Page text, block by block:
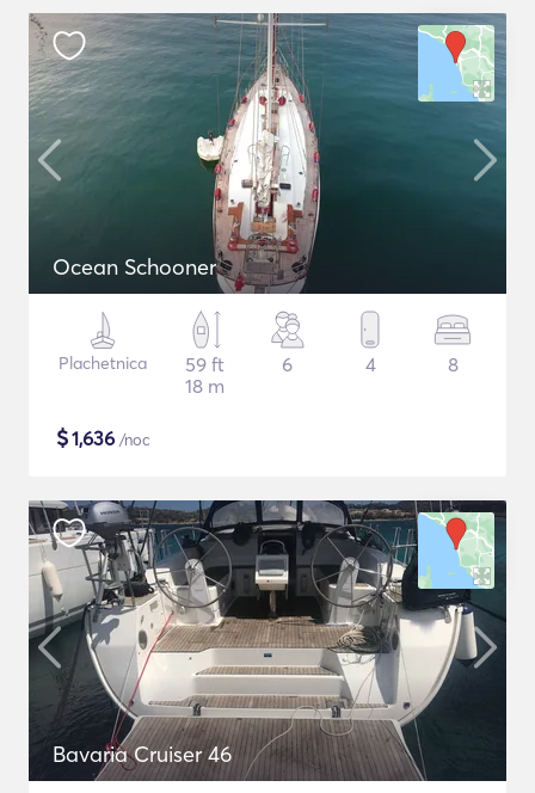
Ocean Schooner
Plachetnica
59 ft
18 m
6 4 8
$1,636 /noc
Bavaria Cruiser 46